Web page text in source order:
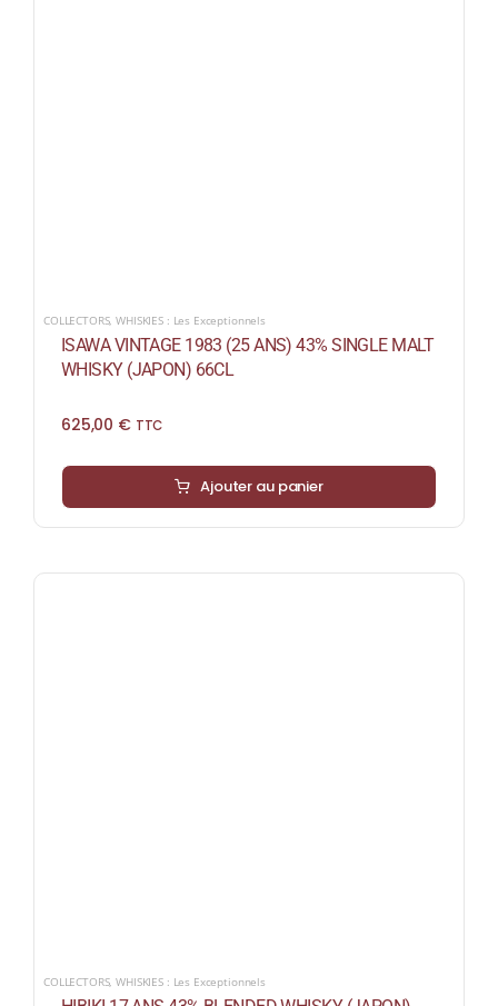
COLLECTORS,WHISKIES : Les Exceptionnels
ISAWA VINTAGE 1983 (25 ANS) 43% SINGLE MALT
WHISKY (JAPON) 66CL
625,00 € TTC
Ajouter au panier
COLLECTORS,WHISKIES : Les Exceptionnels